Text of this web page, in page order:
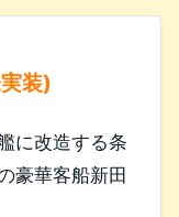
装)
に改造する条
豪華客船新田